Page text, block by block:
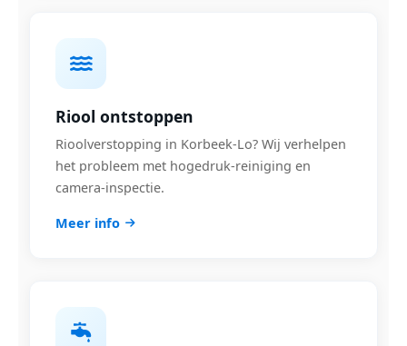
Riool ontstoppen
Rioolverstopping in Korbeek-Lo? Wij verhelpen
het probleem met hogedruk-reiniging en
camera-inspectie.
Meer info